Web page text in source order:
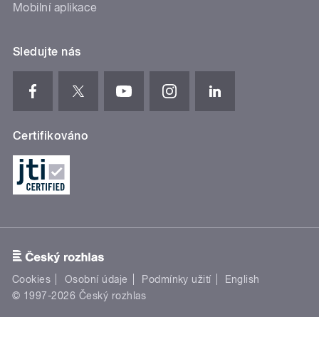
Mobilní aplikace
Sledujte nás
Certifikováno
Cookies Osobní údaje Podmínky užití
English
© 1997-2026 Český rozhlas